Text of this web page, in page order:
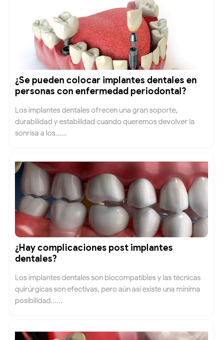
¿Se pueden colocar implantes dentales en
personas con enfermedad periodontal?
Los implantes dentales ofrecen una gran soporte,
durabilidad y estabilidad cuando queremos devolver la
sonrisa a los......
¿Hay complicaciones post implantes
dentales?
Los implantes dentales son biocompatibles y las técnicas
quirúrgicas son efectivas, pero aún así existe una mínima
posibilidad......